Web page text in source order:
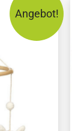
Angebot!